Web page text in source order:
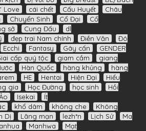
Love cái chết Cấu Huyết
Châu
Chuyển Sinh Cổ Đại
Cổ
sở Cung Đấu
dl
đẹp trai Nam chính Điền Văn
Đô
Ecchi Fantasy Gây cấn
GENDER
cấp quý tộc giam cầm
giang
Hàn Quốc hàng khủng
hàng
HE Hentai Hiện Đại
Hiểu
gia Học Đường học sinh
Hồi
Isekai
Ít
khổ dâm không che
Không
Dị Lãng mạn lezh*n Lịch Sử
Ma
Manhwa
Mạt